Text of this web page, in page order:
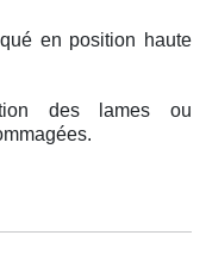
en position haute
des lames ou